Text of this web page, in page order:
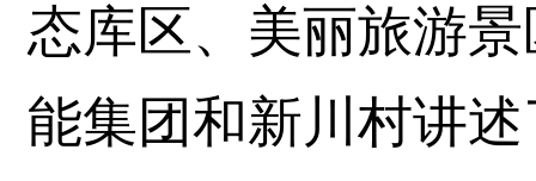
态库区、美丽旅游
能集团和新川村讲